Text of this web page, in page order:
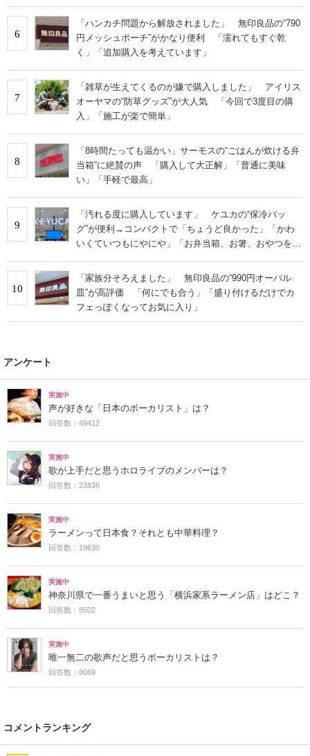
6
「ハンカチ問題から解放されました」 無印良品の“790
円メッシュポーチ”がかなり便利 「濡れてもすぐ乾
く」「追加購入を考えています」
7
「雑草が生えてくるのが嫌で購入しました」 アイリス
オーヤマの“防草グッズ”が大人気 「今回で3度目の購
入」「施工が楽で簡単」
8
「8時間たっても温かい」サーモスの“ごはんが炊ける弁
当箱”に絶賛の声 「購入して大正解」「普通に美味
い」「手軽で最高」
9
「汚れる度に購入しています」 ケユカの“保冷バッ
グ”が便利→コンパクトで「ちょうど良かった」「かわ
いくていつもにやにや」「お弁当箱、お箸、おやつを入
10
「家族分そろえました」 無印良品の“990円オーバル
皿”が高評価 「何にでも合う」「盛り付けるだけでカ
フェっぽくなってお気に入り」
アンケート
実施中
声が好きな「日本のボーカリスト」は？
回答数：49412
実施中
歌が上手だと思うホロライブのメンバーは？
回答数：23836
実施中
ラーメンって日本食？それとも中華料理？
回答数：19630
実施中
神奈川県で一番うまいと思う「横浜家系ラーメン店」はどこ？
回答数：8502
実施中
唯一無二の歌声だと思うボーカリストは？
回答数：8069
コメントランキング